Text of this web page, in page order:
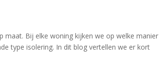
Bij elke woning kijken we op welke manier
type isolering. In dit blog vertellen we er kort